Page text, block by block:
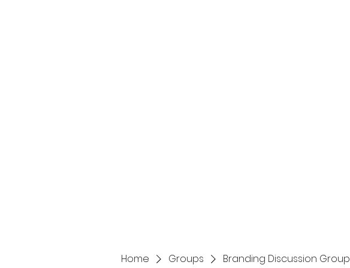
Home Groups Branding Discussion Group